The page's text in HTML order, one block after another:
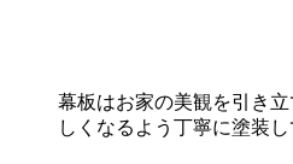
幕板はお家の美観を引き
しくなるよう丁寧に塗装し